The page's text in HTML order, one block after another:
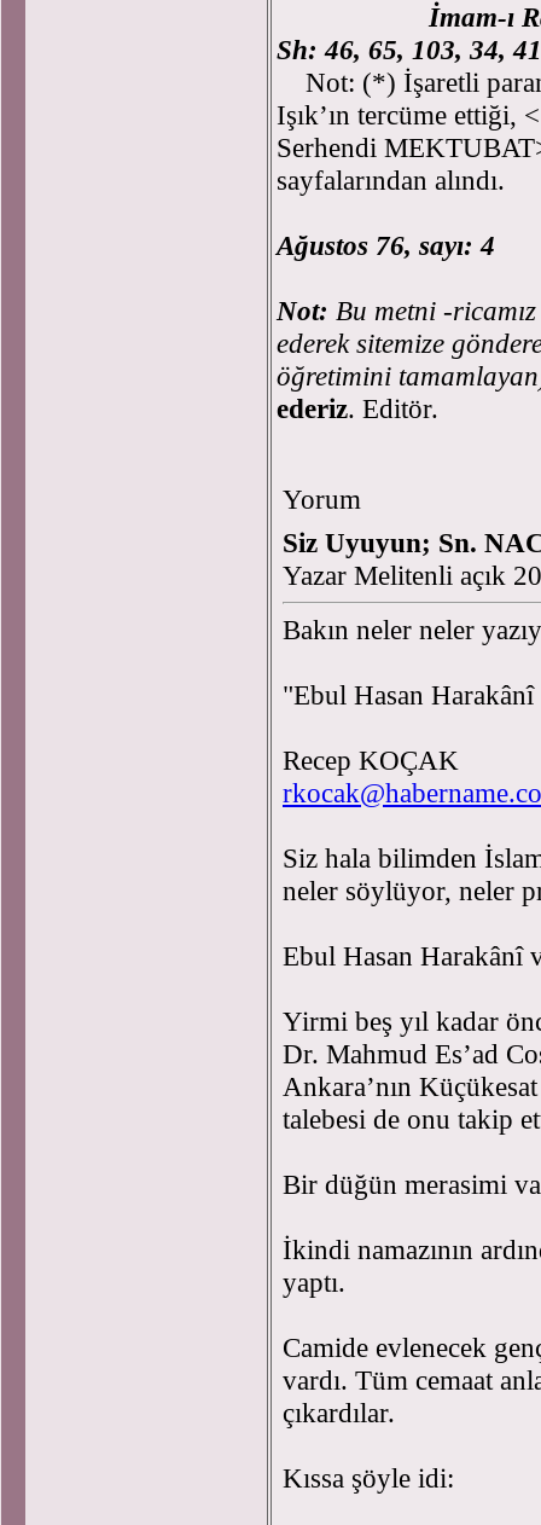
İmam-ı
Sh: 46, 65, 103, 34,
Not: (*) İşaretli
Işık’ın tercüme ettiği,
Serhendi
sayfalarından alındı.
Ağustos 76, sayı: 4
Not: Bu metni -
ederek sitemize
öğretimini
ederiz. Editör.
Yorum
Siz Uyuyun; Sn.
Yazar Melitenli açık
Bakın neler neler
"Ebul Hasan
Recep KOÇAK
Siz hala bilimden
neler söylüyor, neler
Ebul Hasan
Yirmi beş yıl kadar
Dr. Mahmud Es’ad
Ankara’nın
talebesi de onu takip
Bir düğün merasimi
İkindi namazının
yaptı.
Camide evlenecek
vardı. Tüm cemaat
çıkardılar.
Kıssa şöyle idi: